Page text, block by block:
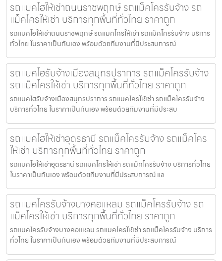
รถแบคโฮให้เช่าถนนราชพฤกษ์ รถแม็คโครรับจ้าง รถ
แม็คโครให้เช่า บริการทุกพื้นที่ทั่วไทย ราคาถูก
รถแบคโฮให้เช่าถนนราชพฤกษ์ รถแมคโครให้เช่า รถแม็คโครรับจ้าง บริการ
ทั่วไทย ในราคาเป็นกันเอง พร้อมด้วยทีมงานที่มีประสบการณ์
รถแบคโฮรับจ้างเมืองสมุทรปราการ รถแม็คโครรับจ้าง
รถแม็คโครให้เช่า บริการทุกพื้นที่ทั่วไทย ราคาถูก
รถแบคโฮรับจ้างเมืองสมุทรปราการ รถแมคโครให้เช่า รถแม็คโครรับจ้าง
บริการทั่วไทย ในราคาเป็นกันเอง พร้อมด้วยทีมงานที่มีประสบ
รถแบคโฮให้เช่าอุดรธานี รถแม็คโครรับจ้าง รถแม็คโคร
ให้เช่า บริการทุกพื้นที่ทั่วไทย ราคาถูก
รถแบคโฮให้เช่าอุดรธานี รถแมคโครให้เช่า รถแม็คโครรับจ้าง บริการทั่วไทย
ในราคาเป็นกันเอง พร้อมด้วยทีมงานที่มีประสบการณ์ แล
รถแมคโครรับจ้างบางคอแหลม รถแม็คโครรับจ้าง รถ
แม็คโครให้เช่า บริการทุกพื้นที่ทั่วไทย ราคาถูก
รถแมคโครรับจ้างบางคอแหลม รถแมคโครให้เช่า รถแม็คโครรับจ้าง บริการ
ทั่วไทย ในราคาเป็นกันเอง พร้อมด้วยทีมงานที่มีประสบการณ์